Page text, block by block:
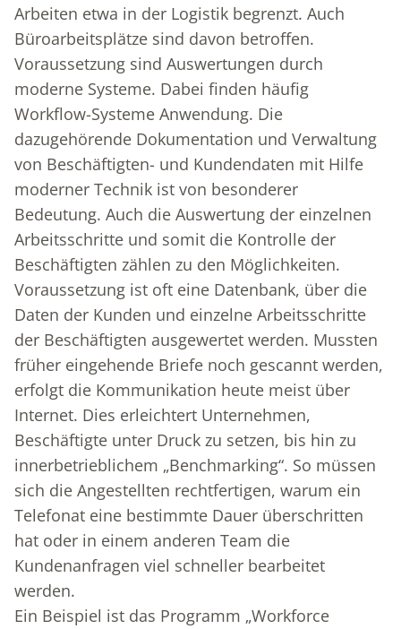
Arbeiten etwa in der Logistik begrenzt. Auch
Büroarbeitsplätze sind davon betroffen.
Voraussetzung sind Auswertungen durch
moderne Systeme. Dabei finden häufig
Workflow-Systeme Anwendung. Die
dazugehörende Dokumentation und Verwaltung
von Beschäftigten- und Kundendaten mit Hilfe
moderner Technik ist von besonderer
Bedeutung. Auch die Auswertung der einzelnen
Arbeitsschritte und somit die Kontrolle der
Beschäftigten zählen zu den Möglichkeiten.
Voraussetzung ist oft eine Datenbank, über die
Daten der Kunden und einzelne Arbeitsschritte
der Beschäftigten ausgewertet werden. Mussten
früher eingehende Briefe noch gescannt werden,
erfolgt die Kommunikation heute meist über
Internet. Dies erleichtert Unternehmen,
Beschäftigte unter Druck zu setzen, bis hin zu
innerbetrieblichem „Benchmarking“. So müssen
sich die Angestellten rechtfertigen, warum ein
Telefonat eine bestimmte Dauer überschritten
hat oder in einem anderen Team die
Kundenanfragen viel schneller bearbeitet
werden.
Ein Beispiel ist das Programm „Workforce